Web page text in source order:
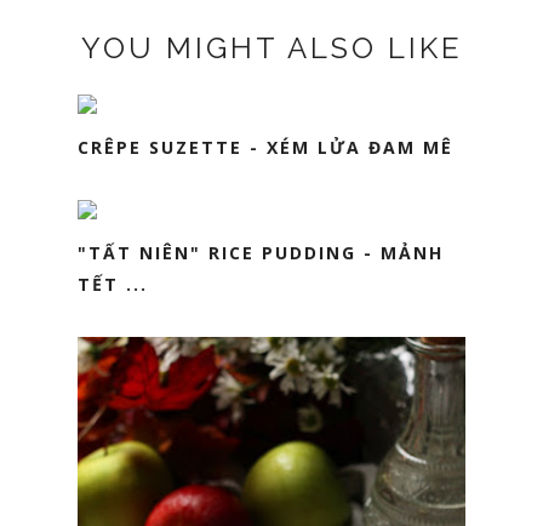
YOU MIGHT ALSO LIKE
CRÊPE SUZETTE - XÉM LỬA ĐAM MÊ
"TẤT NIÊN" RICE PUDDING - MẢNH
TẾT ...